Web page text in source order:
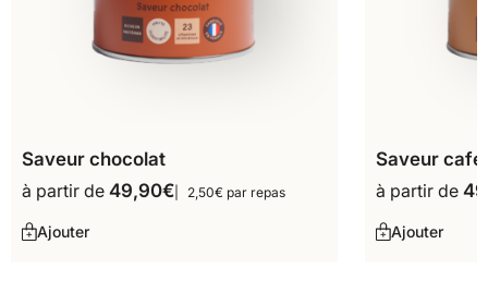
Saveur chocolat
à partir de 49,90€ 2,50€ par repas
Ajouter
Saveur café
à partir de
Ajouter